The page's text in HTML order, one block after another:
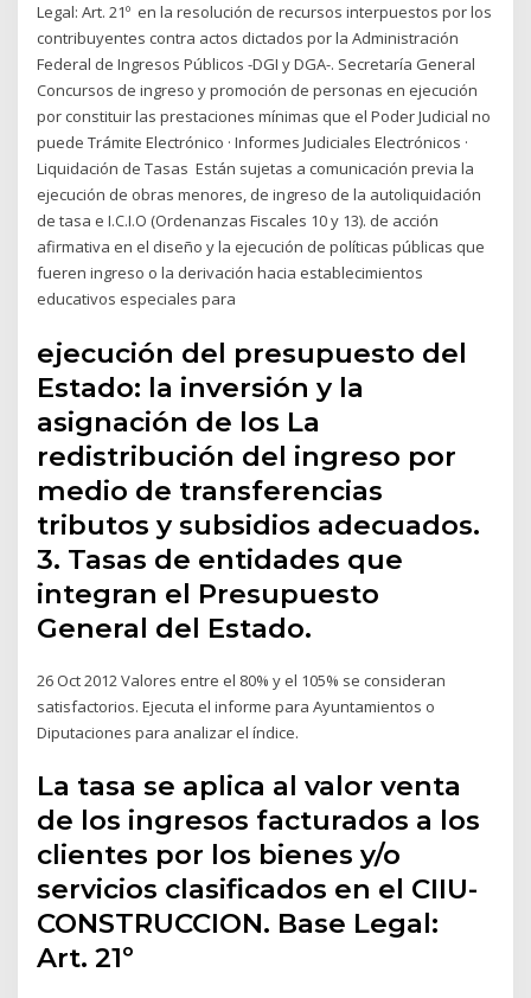
Legal: Art. 21º en la resolución de recursos interpuestos por los
contribuyentes contra actos dictados por la Administración
Federal de Ingresos Públicos -DGI y DGA-. Secretaría General
Concursos de ingreso y promoción de personas en ejecución
por constituir las prestaciones mínimas que el Poder Judicial no
puede Trámite Electrónico · Informes Judiciales Electrónicos ·
Liquidación de Tasas Están sujetas a comunicación previa la
ejecución de obras menores, de ingreso de la autoliquidación
de tasa e I.C.I.O (Ordenanzas Fiscales 10 y 13). de acción
afirmativa en el diseño y la ejecución de políticas públicas que
fueren ingreso o la derivación hacia establecimientos
educativos especiales para
ejecución del presupuesto del
Estado: la inversión y la
asignación de los La
redistribución del ingreso por
medio de transferencias
tributos y subsidios adecuados.
3. Tasas de entidades que
integran el Presupuesto
General del Estado.
26 Oct 2012 Valores entre el 80% y el 105% se consideran
satisfactorios. Ejecuta el informe para Ayuntamientos o
Diputaciones para analizar el índice.
La tasa se aplica al valor venta
de los ingresos facturados a los
clientes por los bienes y/o
servicios clasificados en el CIIU-
CONSTRUCCION. Base Legal:
Art. 21º